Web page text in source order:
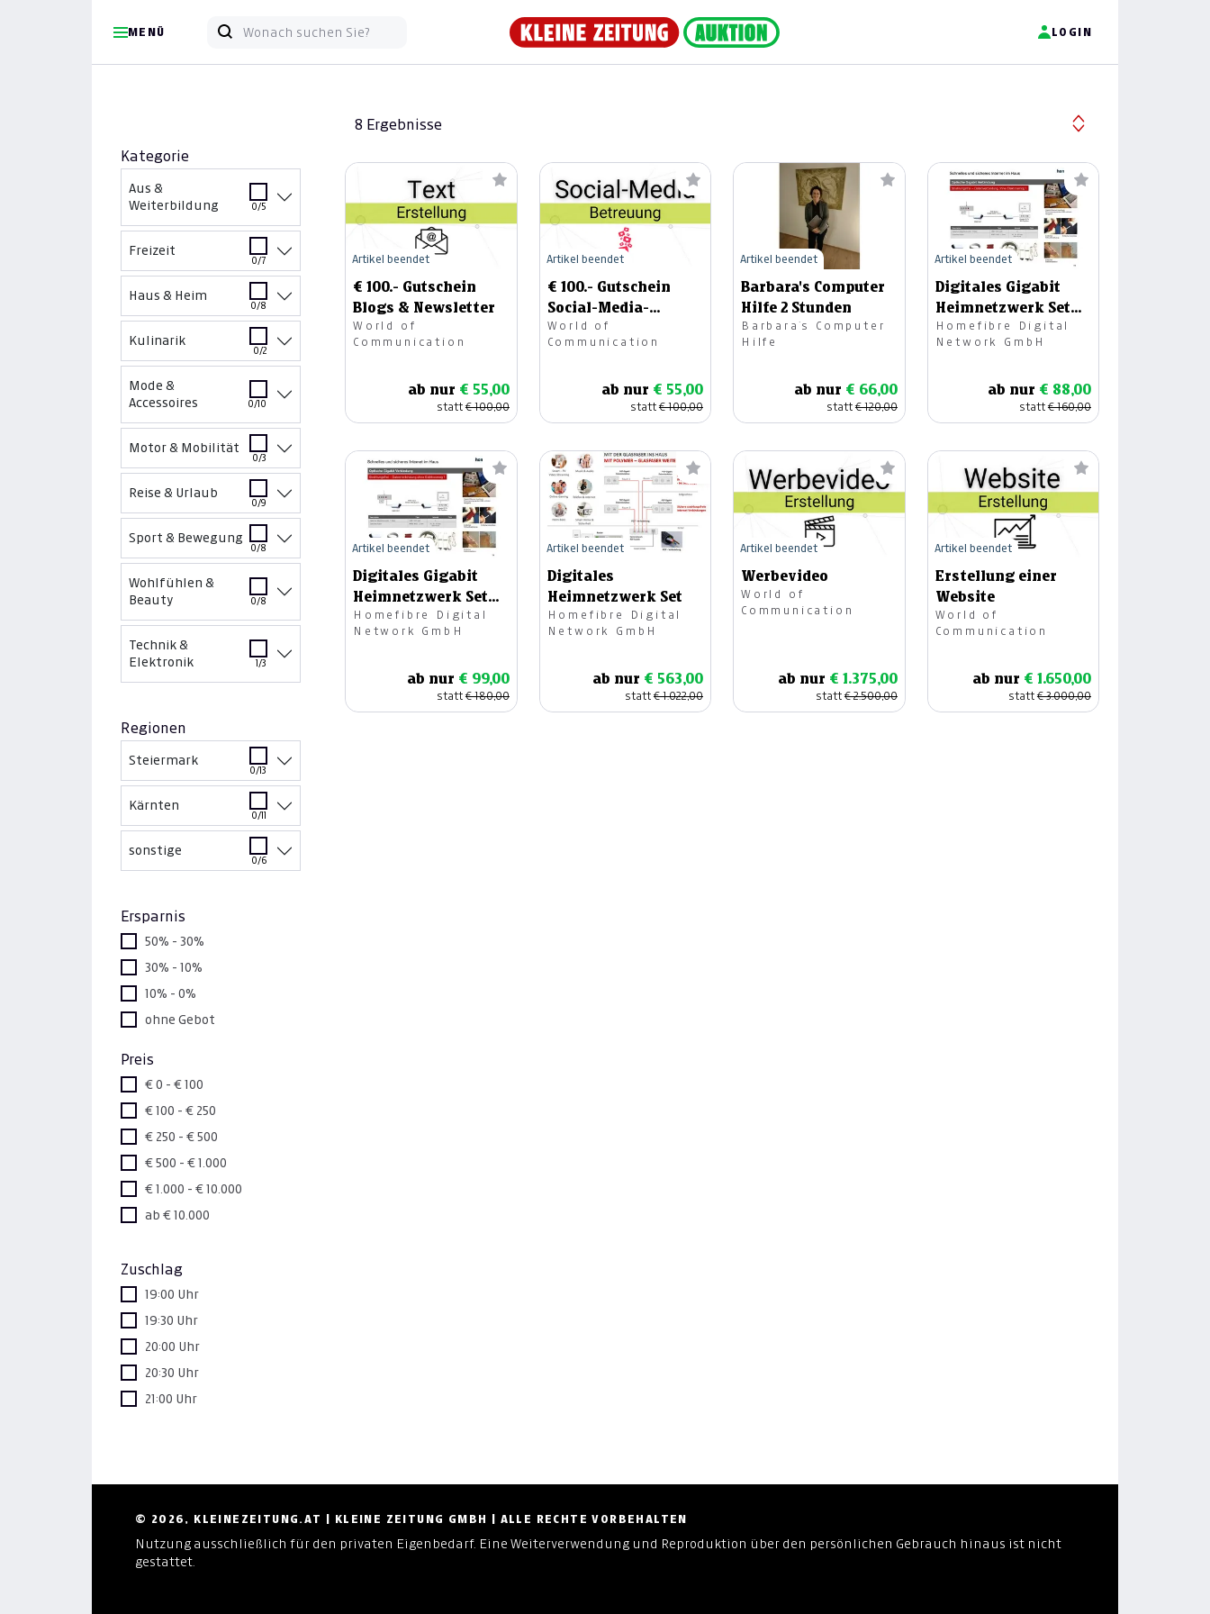
MENÜ LOGIN
Kategorie
Aus &
Weiterbildung
0/5
Freizeit
0/7
Haus & Heim
0/8
Kulinarik
0/2
Mode &
Accessoires
0/10
Motor & Mobilität
0/3
Reise & Urlaub
0/9
Sport & Bewegung
0/8
Wohlfühlen &
Beauty
0/8
Technik &
Elektronik
1/3
Regionen
Steiermark
0/13
Kärnten
0/11
sonstige
0/6
Ersparnis
50% - 30%
30% - 10%
10% - 0%
ohne Gebot
Preis
€ 0 - € 100
€ 100 - € 250
€ 250 - € 500
€ 500 - € 1.000
€ 1.000 - € 10.000
ab € 10.000
Zuschlag
19:00 Uhr
19:30 Uhr
20:00 Uhr
20:30 Uhr
21:00 Uhr
8 Ergebnisse
€ 100.- Gutschein
Blogs & Newsletter
World of
Communication
ab nur € 55,00
statt€ 100,00
Artikel beendet
€ 100.- Gutschein
Social-Media-
Betreuung
World of
Communication
ab nur € 55,00
statt€ 100,00
Artikel beendet
Barbara's Computer
Hilfe 2 Stunden
Barbara´s Computer
Hilfe
ab nur € 66,00
statt€ 120,00
Artikel beendet
Digitales Gigabit
Heimnetzwerk Set
20m
Homefibre Digital
Network GmbH
ab nur € 88,00
statt€ 160,00
Artikel beendet
Digitales Gigabit
Heimnetzwerk Set
30m
Homefibre Digital
Network GmbH
ab nur € 99,00
statt€ 180,00
Artikel beendet
Digitales
Heimnetzwerk Set
Homefibre Digital
Network GmbH
ab nur € 563,00
statt€ 1.022,00
Artikel beendet
Werbevideo
World of
Communication
ab nur € 1.375,00
statt€ 2.500,00
Artikel beendet
Erstellung einer
Website
World of
Communication
ab nur € 1.650,00
statt€ 3.000,00
Artikel beendet
© 2026, KLEINEZEITUNG.AT | KLEINE ZEITUNG GMBH | ALLE RECHTE VORBEHALTEN
Nutzung ausschließlich für den privaten Eigenbedarf. Eine Weiterverwendung und Reproduktion über den persönlichen Gebrauch hinaus ist nicht
gestattet.